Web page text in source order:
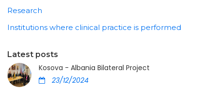
Research
Institutions where clinical practice is performed
Latest posts
Kosova - Albania Bilateral Project
23/12/2024